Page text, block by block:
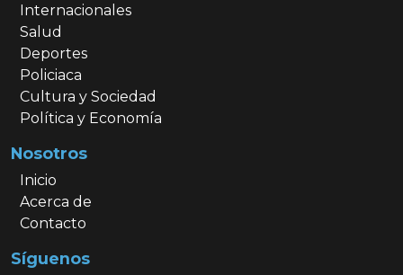
Internacionales
Salud
Deportes
Policiaca
Cultura y Sociedad
Política y Economía
Nosotros
Inicio
Acerca de
Contacto
Síguenos